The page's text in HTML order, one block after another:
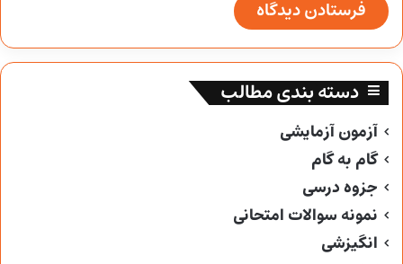
دسته بندی مطالب
آزمون آزمایشی
گام به گام
جزوه درسی
نمونه سوالات امتحانی
انگیزشی